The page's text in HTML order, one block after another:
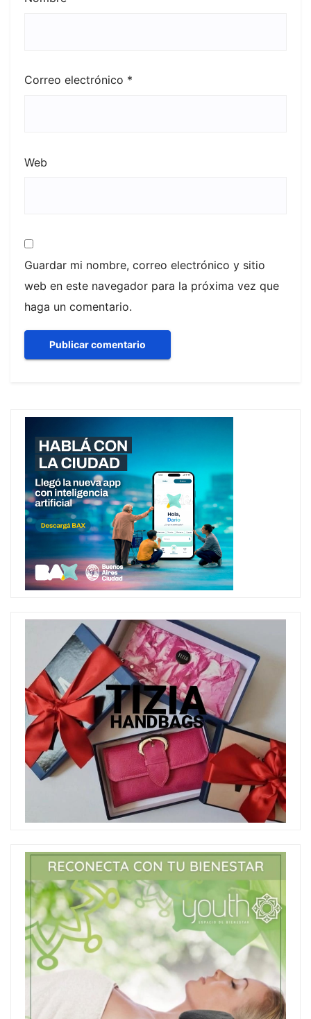
Correo electrónico *
Web
Guardar mi nombre, correo electrónico y sitio
web en este navegador para la próxima vez que
haga un comentario.